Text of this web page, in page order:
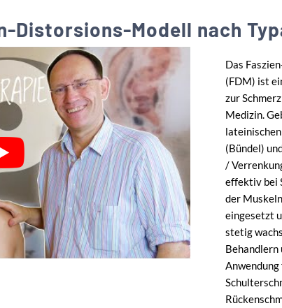
Distorsions-Modell nach
Das
(FDM) ist
zur
Medizin.
lateinischen
(Bündel)
/
effektiv bei
der
eingesetzt
stetig
Behandlern
Anwendung